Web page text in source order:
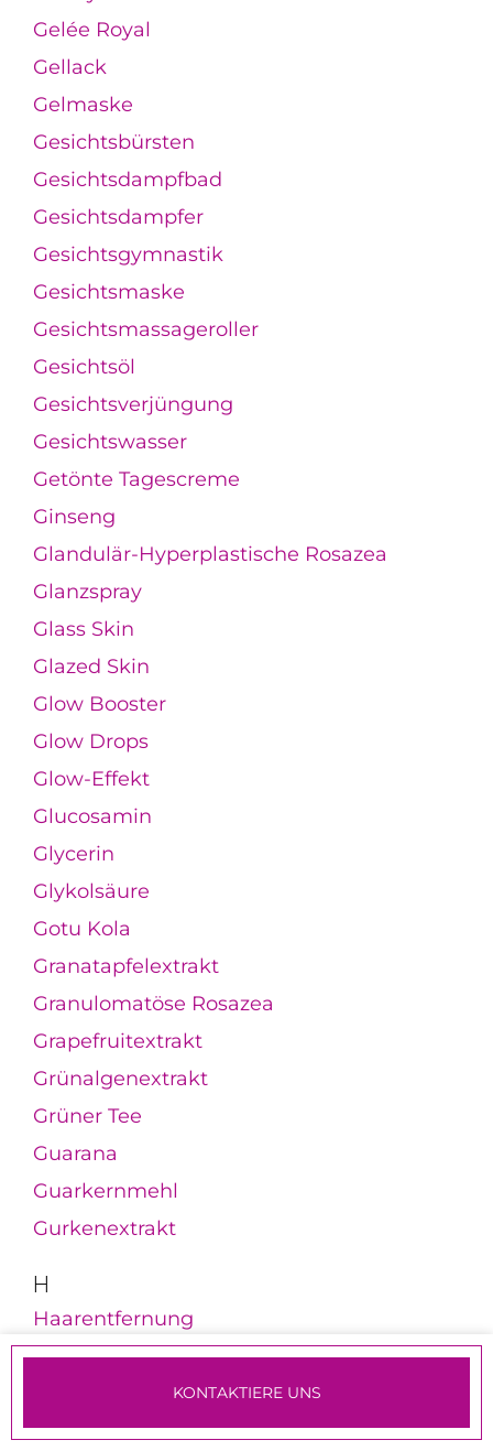
Gelée Royal
Gellack
Gelmaske
Gesichtsbürsten
Gesichtsdampfbad
Gesichtsdampfer
Gesichtsgymnastik
Gesichtsmaske
Gesichtsmassageroller
Gesichtsöl
Gesichtsverjüngung
Gesichtswasser
Getönte Tagescreme
Ginseng
Glandulär-Hyperplastische Rosazea
Glanzspray
Glass Skin
Glazed Skin
Glow Booster
Glow Drops
Glow-Effekt
Glucosamin
Glycerin
Glykolsäure
Gotu Kola
Granatapfelextrakt
Granulomatöse Rosazea
Grapefruitextrakt
Grünalgenextrakt
Grüner Tee
Guarana
Guarkernmehl
Gurkenextrakt
H
Haarentfernung
Haarentfernungslaser
Haaröl
TERMINE & ANMELDUNG
KONTAKTIERE UNS